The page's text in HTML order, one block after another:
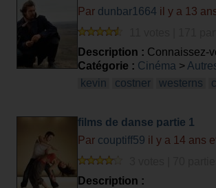
Par dunbar1664 il y a 13
Description : Connaissez-
Catégorie : Cinéma >
kevin
costner westerns
films de danse partie 1
Par couptiff59 il y a 14 ans
Description :